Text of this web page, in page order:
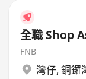
全職 Shop
FNB
灣仔, 銅鑼